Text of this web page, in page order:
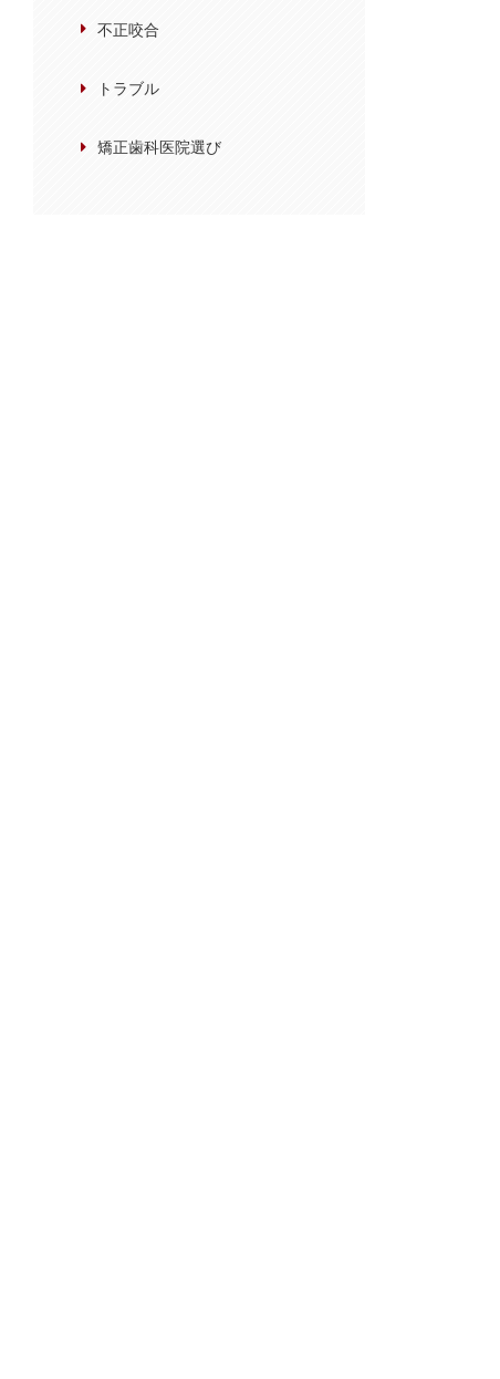
不正咬合
トラブル
矯正歯科医院選び